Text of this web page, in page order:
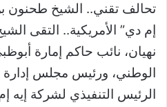
تحالف تقني.. الشيخ طحنون
إم دي” الأمريكية.. التقى
نهيان، نائب حاكم إمارة
الرئيس التنفيذي لشركة إيه